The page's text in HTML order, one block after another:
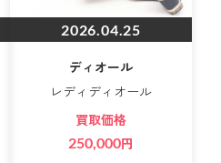
2026.04.25
ディオール
レディディオール
買取価格
250,000円